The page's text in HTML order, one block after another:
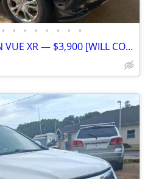
• • • • • • • •
🚙 FOR SALE: 2008 SATURN VUE XR — $3,900 [WILL CONSIDER ALL]